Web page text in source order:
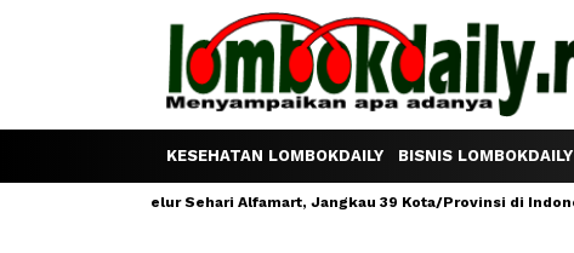
KESEHATAN LOMBOKDAILY BISNIS LOMBOKDAILY
Satu Telur Sehari Alfamart, Jangkau 39 Kota/Provinsi di Indonesia